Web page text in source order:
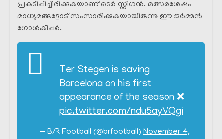
പ്രകടിപ്പിച്ചിരിക്കുകയാണ് ടെർ സ്റ്റീഗൻ. മത്സരശേഷം
മാധ്യമങ്ങളോട് സംസാരിക്കുകയായിരുന്നു ഈ ജർമ്മൻ
ഗോൾകീപ്പർ.
Ter Stegen is saving
Barcelona on his first
appearance of the season ❌
pic.twitter.com/ndu5ayVQgi
— B/R Football (@brfootball) November 4,